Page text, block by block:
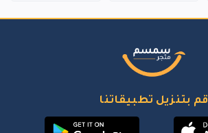
قم بتنزيل تطبيقاتنا